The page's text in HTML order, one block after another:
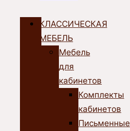
КЛАССИЧЕСКАЯ
МЕБЕЛЬ
Мебель
для
кабинетов
Комплекты
кабинетов
Письменные